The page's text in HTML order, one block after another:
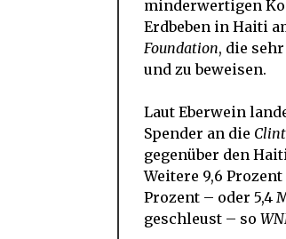
minderwertigen
Erdbeben in Haiti
Foundation, die
und zu beweisen.
Laut Eberwein
Spender an die
gegenüber den
Weitere 9,6
Prozent – oder
geschleust – so